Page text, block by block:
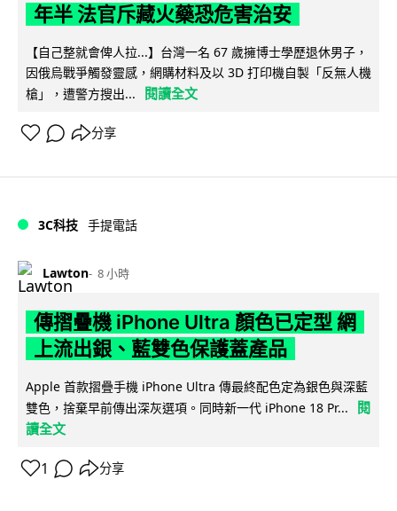
年半 法官斥藏火藥恐危害治安
【自己整就會俾人拉...】台灣一名 67 歲擁博士學歷退休男子，
因俄烏戰爭觸發靈感，網購材料及以 3D 打印機自製「反無人機
槍」，遭警方搜出...
閱讀全文
分享
3C科技 手提電話
Lawton 8 小時
傳摺疊機 iPhone Ultra 顏色已定型 網
上流出銀、藍雙色保護蓋產品
Apple 首款摺疊手機 iPhone Ultra 傳最終配色定為銀色與深藍
雙色，捨棄早前傳出深灰選項。同時新一代 iPhone 18 Pr...
閱
讀全文
1 分享